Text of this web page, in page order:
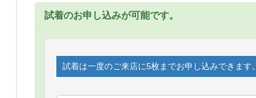
試着のお申し込みが可能です。
試着は一度のご来店に5枚までお申し込みできます。